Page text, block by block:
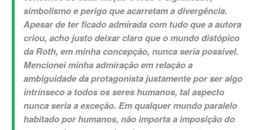
simbolismo e perigo que acarretam a divergência.
Apesar de ter ficado admirada com tudo que a autora
criou, acho justo deixar claro que o mundo distópico
da Roth, em minha concepção, nunca seria possível.
Mencionei minha admiração em relação a
ambiguidade da protagonista justamente por ser algo
intrínseco a todos os seres humanos, tal aspecto
nunca seria a exceção. Em qualquer mundo paralelo
habitado por humanos, não importa a imposição do